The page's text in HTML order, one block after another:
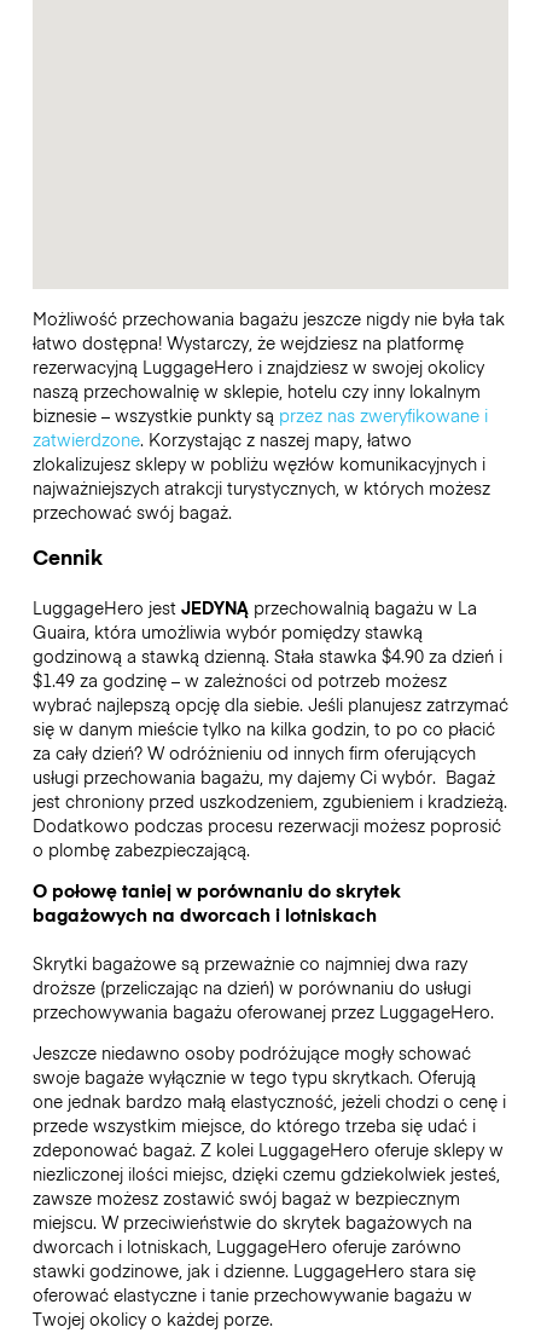
Możliwość przechowania bagażu jeszcze nigdy nie była tak
łatwo dostępna! Wystarczy, że wejdziesz na platformę
rezerwacyjną LuggageHero i znajdziesz w swojej okolicy
naszą przechowalnię w sklepie, hotelu czy inny lokalnym
biznesie – wszystkie punkty są przez nas zweryfikowane i
zatwierdzone. Korzystając z naszej mapy, łatwo
zlokalizujesz sklepy w pobliżu węzłów komunikacyjnych i
najważniejszych atrakcji turystycznych, w których możesz
przechować swój bagaż.
Cennik
LuggageHero jest JEDYNĄprzechowalnią bagażu w La
Guaira, która umożliwia wybór pomiędzy stawką
godzinową a stawką dzienną. Stała stawka $4.90 za dzień i
$1.49 za godzinę – w zależności od potrzeb możesz
wybrać najlepszą opcję dla siebie. Jeśli planujesz zatrzymać
się w danym mieście tylko na kilka godzin, to po co płacić
za cały dzień? W odróżnieniu od innych firm oferujących
usługi przechowania bagażu, my dajemy Ci wybór. Bagaż
jest chroniony przed uszkodzeniem, zgubieniem i kradzieżą.
Dodatkowo podczas procesu rezerwacji możesz poprosić
o plombę zabezpieczającą.
O połowę taniej w porównaniu do skrytek
bagażowych na dworcach i lotniskach
Skrytki bagażowe są przeważnie co najmniej dwa razy
droższe (przeliczając na dzień) w porównaniu do usługi
przechowywania bagażu oferowanej przez LuggageHero.
Jeszcze niedawno osoby podróżujące mogły schować
swoje bagaże wyłącznie w tego typu skrytkach. Oferują
one jednak bardzo małą elastyczność, jeżeli chodzi o cenę i
przede wszystkim miejsce, do którego trzeba się udać i
zdeponować bagaż. Z kolei LuggageHero oferuje sklepy w
niezliczonej ilości miejsc, dzięki czemu gdziekolwiek jesteś,
zawsze możesz zostawić swój bagaż w bezpiecznym
miejscu. W przeciwieństwie do skrytek bagażowych na
dworcach i lotniskach, LuggageHero oferuje zarówno
stawki godzinowe, jak i dzienne. LuggageHero stara się
oferować elastyczne i tanie przechowywanie bagażu w
Twojej okolicy o każdej porze.